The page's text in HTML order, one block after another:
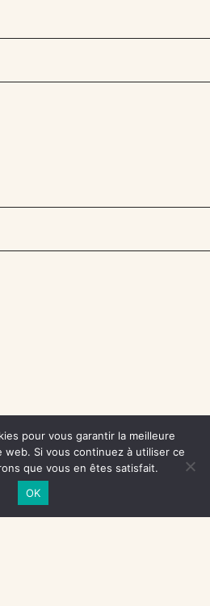
pour vous garantir la meilleure
Si vous continuez à utiliser ce
que vous en êtes satisfait.
OK